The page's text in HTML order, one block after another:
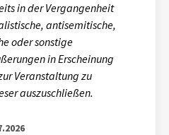
in der Vergangenheit
antisemitische,
oder sonstige
in Erscheinung
Veranstaltung zu
auszuschließen.